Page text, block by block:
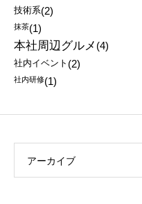
技術系(2)
抹茶(1)
本社周辺グルメ (4)
社内イベント (2)
社内研修(1)
アーカイブ